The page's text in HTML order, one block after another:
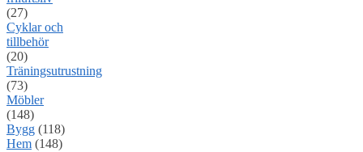
(27)
Cyklar och
tillbehör
(20)
Träningsutrustning
(73)
Möbler
(148)
Bygg (118)
Hem (148)